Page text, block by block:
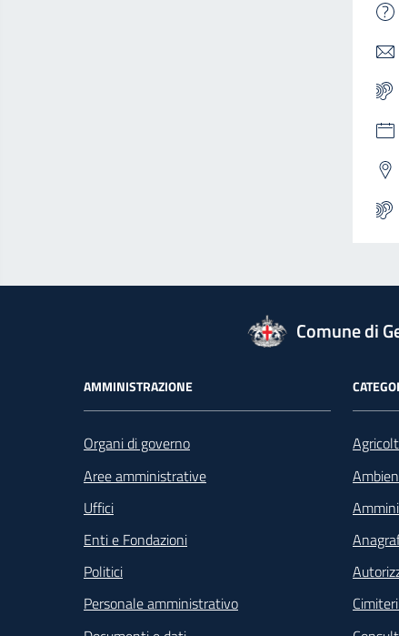
Comune di
Footer -
AMMINISTRAZIONE
Organi di governo
Aree amministrative
Uffici
Enti e Fondazioni
Politici
Personale amministrativo